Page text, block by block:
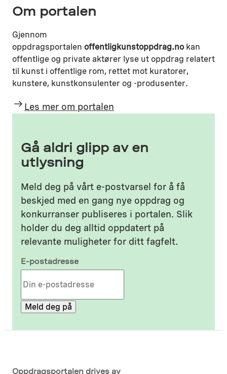
Om portalen
Gjennom
oppdragsportalen offentligkunstoppdrag.nokan
offentlige og private aktører lyse ut oppdrag relatert
til kunst i offentlige rom, rettet mot kuratorer,
kunstere, kunstkonsulenter og -produsenter.
Les mer om portalen
Gå aldri glipp av en
utlysning
Meld deg på vårt e-postvarsel for å få
beskjed med en gang nye oppdrag og
konkurranser publiseres i portalen. Slik
holder du deg alltid oppdatert på
relevante muligheter for ditt fagfelt.
E-postadresse
-
p
s
d
Meld deg på
Oppdragsportalen drives av